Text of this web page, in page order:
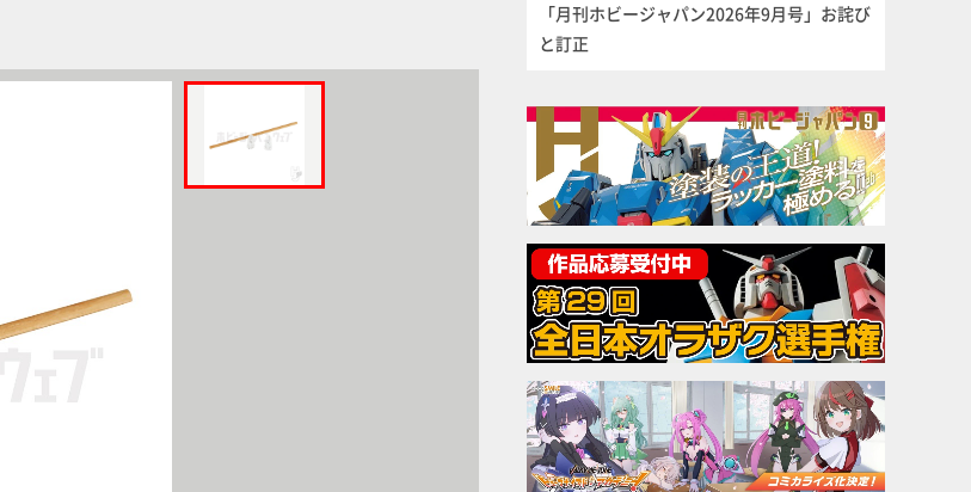
「月刊ホビージャパン2026年9月号」お詫び
と訂正